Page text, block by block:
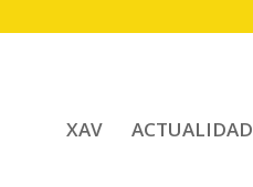
XAV ACTUALIDAD